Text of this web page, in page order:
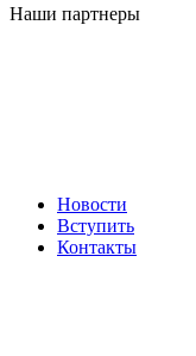
Наши партнеры
Новости
Вступить
Контакты